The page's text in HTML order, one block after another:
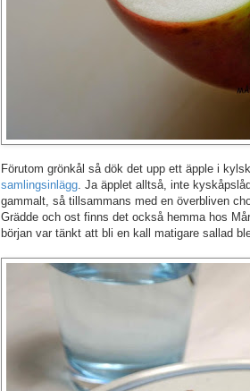
Förutom grönkål så dök det upp ett äpple i
samlingsinlägg . Ja äpplet alltså, inte
gammalt, så tillsammans med en överbliven
Grädde och ost finns det också hemma hos
början var tänkt att bli en kall matigare sallad